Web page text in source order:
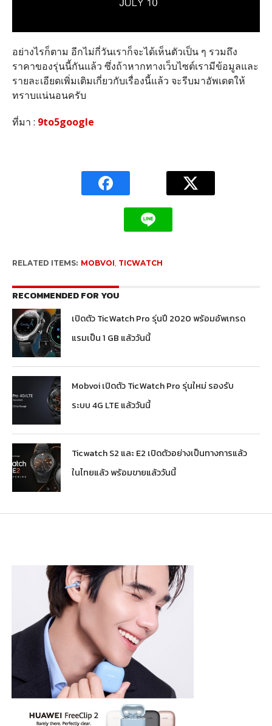
อย่างไรก็ตาม อีกไม่กี่วันเราก็จะได้เห็นตัวเป็น ๆ รวมถึง
ราคาของรุ่นนี้กันแล้ว ซึ่งถ้าหากทางเว็บไซต์เรามีข้อมูลและ
รายละเอียดเพิ่มเติมเกี่ยวกับเรื่องนี้แล้ว จะรีบมาอัพเดตให้
ทราบแน่นอนครับ
ที่มา : 9to5google
RELATED ITEMS: MOBVOI TICWATCH
RECOMMENDED FOR YOU
เปิดตัว TicWatch Pro รุ่นปี 2020 พร้อมอัพเกรด
แรมเป็น 1 GB แล้ววันนี้
Mobvoi เปิดตัว TicWatch Pro รุ่นใหม่ รองรับ
ระบบ 4G LTE แล้ววันนี้
Ticwatch S2 และ E2 เปิดตัวอย่างเป็นทางการแล้ว
ในไทยแล้ว พร้อมขายแล้ววันนี้